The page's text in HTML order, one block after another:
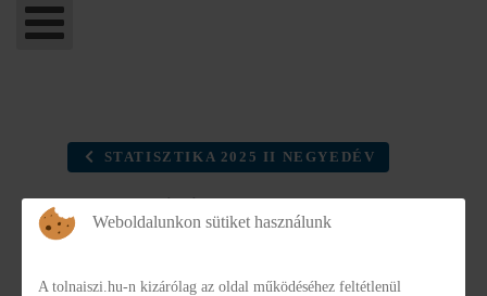
STATISZTIKA 2025 II NEGYEDÉV
1045_2025_junius
Weboldalunkon sütiket használunk
A tolnaiszi.hu-n kizárólag az oldal működéséhez feltétlenül